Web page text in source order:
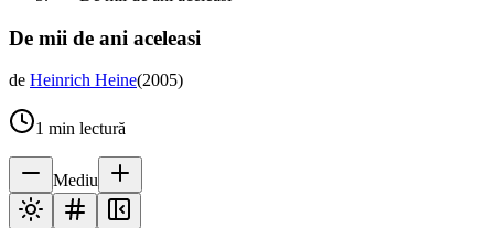
De mii de ani aceleasi
de Heinrich Heine(2005)
1 min lectură
Mediu